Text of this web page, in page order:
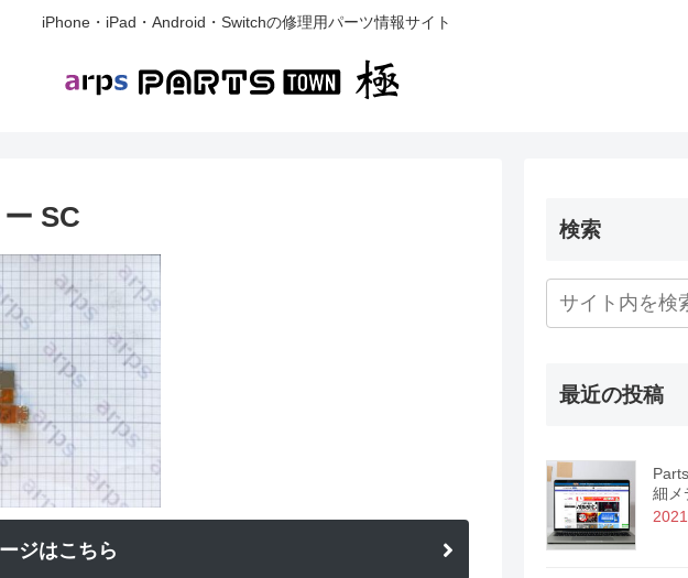
iPhone・iPad・Android・Switchの修理用パーツ情報サイト
SC
ジはこちら
検索
最近の投稿
細メ